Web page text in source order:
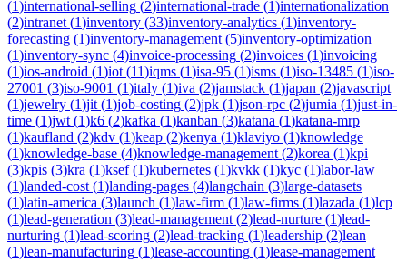
(1)international-selling (2)international-trade (1)internationalization
(2)intranet (1)inventory (33)inventory-analytics (1)inventory-
forecasting (1)inventory-management (5)inventory-optimization
(1)inventory-sync (4)invoice-processing (2)invoices (1)invoicing
(1)ios-android (1)iot (11)iqms (1)isa-95 (1)isms (1)iso-13485 (1)iso-
27001 (3)iso-9001 (1)italy (1)iva (2)jamstack (1)japan (2)javascript
(1)jewelry (1)jit (1)job-costing (2)jpk (1)json-rpc (2)jumia (1)just-in-
time (1)jwt (1)k6 (2)kafka (1)kanban (3)katana (1)katana-mrp
(1)kaufland (2)kdv (1)keap (2)kenya (1)klaviyo (1)knowledge
(1)knowledge-base (4)knowledge-management (2)korea (1)kpi
(3)kpis (3)kra (1)ksef(1)kubernetes (1)kvkk (1)kyc (1)labor-law
(1)landed-cost (1)landing-pages (4)langchain (3)large-datasets
(1)latin-america (3)launch (1)law-firm (1)law-firms (1)lazada (1)lcp
(1)lead-generation (3)lead-management (2)lead-nurture (1)lead-
nurturing (1)lead-scoring (2)lead-tracking (1)leadership (2)lean
(1)lean-manufacturing (1)lease-accounting (1)lease-management